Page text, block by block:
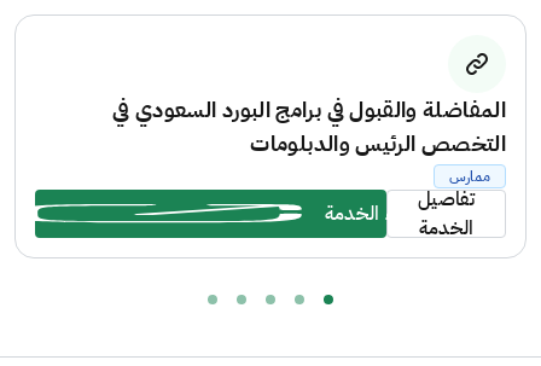
جميع المتطلبات لكل تخصص، وذلك من خلال الموقع
الإلكتروني: https://ha.edu.sa/
المفاضلة والقبول في برامج البورد السعودي في
التخصص الرئيس والدبلومات
ممارس
تفاصيل
الخدمة
بدء الخدمة